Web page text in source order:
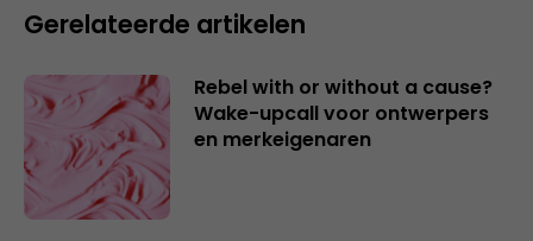
Gerelateerde artikelen
Rebel with or without a cause?
Wake-upcall voor ontwerpers
en merkeigenaren